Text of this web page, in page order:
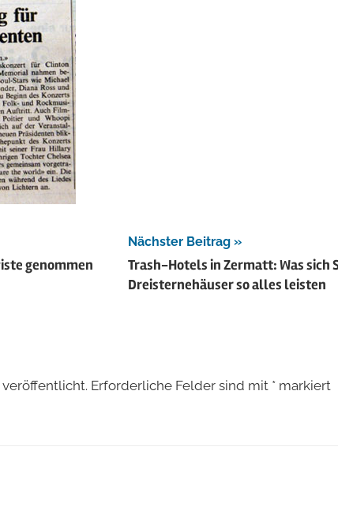
genommen
Nächster Beitrag
Trash-Hotels in Zermatt: Was sich
Dreisternehäuser so alles leisten
Erforderliche Felder sind mit *markiert